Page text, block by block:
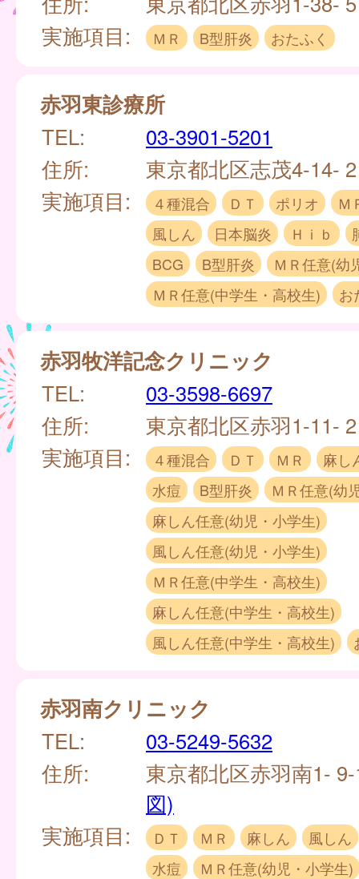
実施項目:
ＭＲ B型肝炎 おたふく
赤羽東診療所
TEL:
03-3901-5201
住所:
東京都北区志茂4-14-
実施項目:
４種混合 ＤＴ ポリオ
Ｍ
風しん
日本脳炎 Ｈｉｂ
BCG
B型肝炎
ＭＲ任意(幼
ＭＲ任意(中学生・高校生)
お
赤羽牧洋記念クリニック
TEL:
03-3598-6697
住所:
東京都北区赤羽1-11-
実施項目:
４種混合 ＤＴ ＭＲ
麻し
水痘
B型肝炎
ＭＲ任意(幼
麻しん任意(幼児・小学生)
風しん任意(幼児・小学生)
ＭＲ任意(中学生・高校生)
麻しん任意(中学生・高校生)
風しん任意(中学生・高校生)
赤羽南クリニック
TEL:
03-5249-5632
住所:
東京都北区赤羽南1-
図)
実施項目:
ＤＴ ＭＲ 麻しん
風しん
水痘
ＭＲ任意(幼児・小学生)